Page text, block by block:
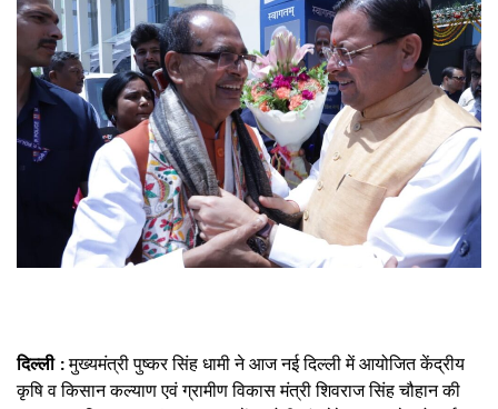
दिल्ली :मुख्यमंत्री पुष्कर सिंह धामी ने आज नई दिल्ली में आयोजित केंद्रीय
कृषि व किसान कल्याण एवं ग्रामीण विकास मंत्री शिवराज सिंह चौहान की